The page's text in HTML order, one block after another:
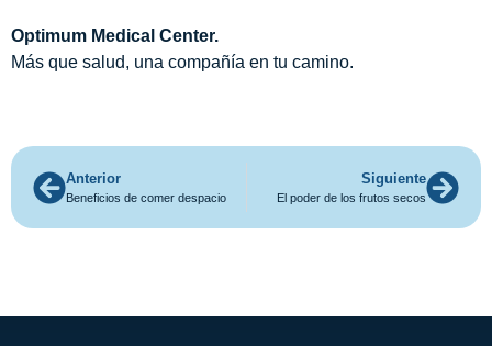
Optimum Medical Center.
Más que salud, una compañía en tu camino.
Anterior
Beneficios de comer despacio
Siguiente
El poder de los frutos secos